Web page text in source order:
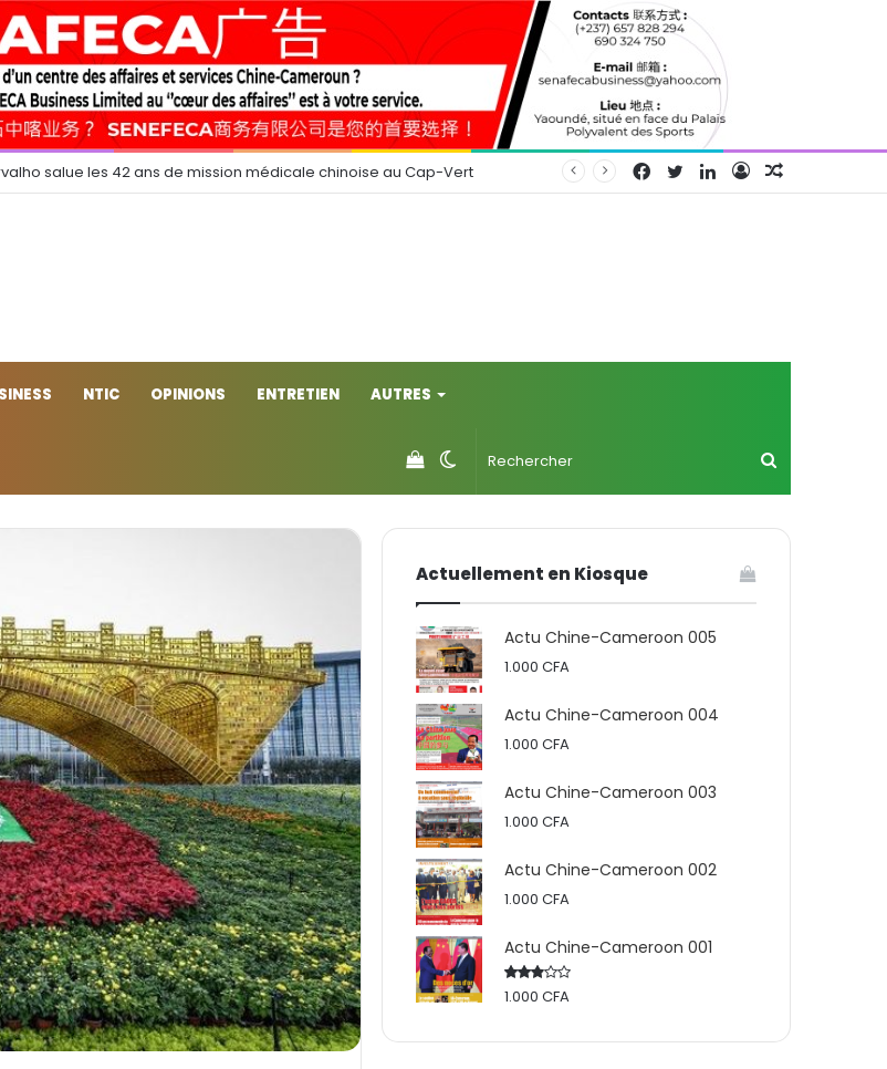
salue les 42 ans de mission médicale chinoise au Cap-Vert Connexion
Linkedin
Twitter
Facebook
NTIC OPINIONS ENTRETIEN AUTRES
Switch
skin
Voir
votre
Actuellement en Kiosque
Actu Chine-Cameroon 005
1.000CFA
Actu Chine-Cameroon 004
1.000CFA
Actu Chine-Cameroon 003
1.000CFA
Actu Chine-Cameroon 002
1.000CFA
Actu Chine-Cameroon 001
Rated
1.000CFA